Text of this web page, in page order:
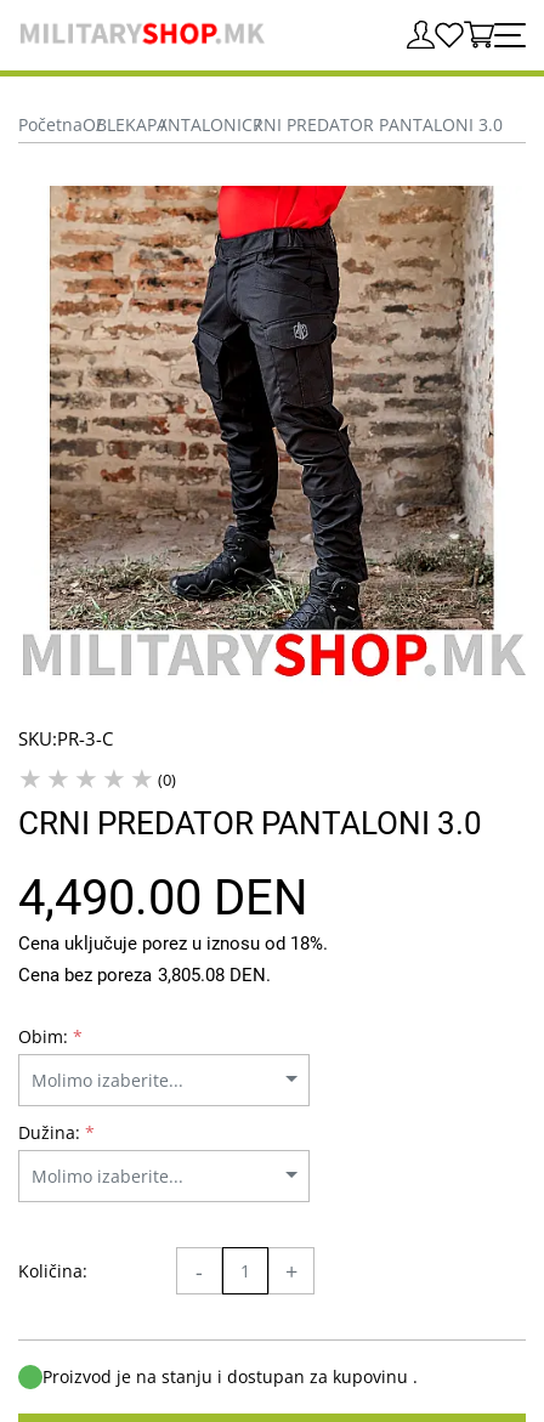
PočetnaOBLEKAPANTALONICRNI PREDATOR PANTALONI 3.0
SKU:PR-3-C
(0)
CRNI PREDATOR PANTALONI 3.0
4,490.00 DEN
Cena uključuje porez u iznosu od 18%.
Cena bez poreza 3,805.08 DEN.
Obim: *
Dužina: *
Količina: - +
Proizvod je na stanju i dostupan za kupovinu .